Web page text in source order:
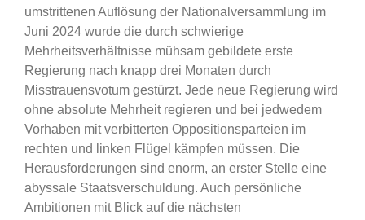
umstrittenen Auflösung der Nationalversammlung im
Juni 2024 wurde die durch schwierige
Mehrheitsverhältnisse mühsam gebildete erste
Regierung nach knapp drei Monaten durch
Misstrauensvotum gestürzt. Jede neue Regierung wird
ohne absolute Mehrheit regieren und bei jedwedem
Vorhaben mit verbitterten Oppositionsparteien im
rechten und linken Flügel kämpfen müssen. Die
Herausforderungen sind enorm, an erster Stelle eine
abyssale Staatsverschuldung. Auch persönliche
Ambitionen mit Blick auf die nächsten